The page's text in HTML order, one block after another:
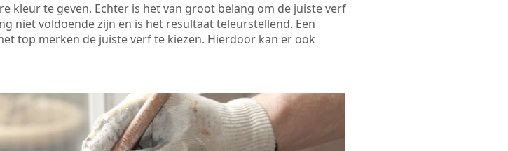
kleur te geven. Echter is het van groot belang om de juiste verf
niet voldoende zijn en is het resultaat teleurstellend. Een
top merken de juiste verf te kiezen. Hierdoor kan er ook